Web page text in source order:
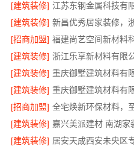
[建筑装修] 江苏东钢金属科技有
[建筑装修]
[招商加盟]
[建筑装修]
[建筑装修]
[建筑装修] 重庆御墅建筑材料有
[招商加盟] 全宅焕新环保材料，
[建筑装修] 嘉兴美派建材 南湖家
[建筑装修] 居安天成西安未央区